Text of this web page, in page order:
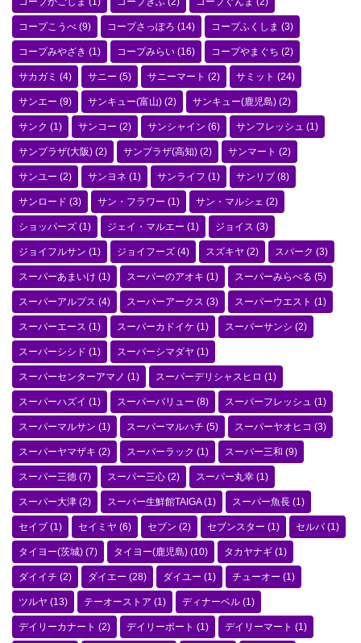
コープこうべ (9) コープさっぽろ (14) コープふくしま (3)
コープみやざき (1) コープみらい (16) コープやまぐち (2)
サカガミ (4) サニー (5) サニーマート (2) サミット (24)
サンエー (9) サンキュー(富山) (2) サンキュー(鹿児島) (2)
サンク (1) サンコー (2) サンシャイン (6) サンフレッシュ (1)
サンプラザ(大阪) (2) サンプラザ(高知) (2) サンマート (2)
サンユー (2) サンヨネ (1) サンライフ (1) サンリブ (8)
サンロード (3) サン・フラワー (1) サン・マルシェ (2)
ショッパーズ (1) ジェイ・マルエー (1) ジョイス (3)
ジョイフルサン (1) ジョイフーズ (4) スズキヤ (2) スパーク (3)
スーパーあまいけ (1) スーパーのアオキ (1) スーパーみらべる (5)
スーパーアルプス (4) スーパーアークス (3) スーパーウエスト (1)
スーパーエース (1) スーパーカドイケ (1) スーパーサンシ (2)
スーパーシシド (1) スーパーシマダヤ (1)
スーパーセンターアマノ (1) スーパーデリシャスヒロ (1)
スーパーハズイ (1) スーパーバリュー (8) スーパーフレッシュ (1)
スーパーマルサン (1) スーパーマルハチ (5) スーパーヤオヒコ (3)
スーパーヤマザキ (2) スーパーラック (1) スーパー三和 (9)
スーパー三徳 (7) スーパー三心 (2) スーパー丸幸 (1)
スーパー大津 (2) スーパー生鮮館TAIGA(1) スーパー魚長 (1)
セイブ (1) セイミヤ (6) セブン (2) セブンスター (1) セルバ(1)
タイヨー(茨城) (7) タイヨー(鹿児島) (10) タカヤナギ (1)
ダイイチ (2) ダイエー (28) ダイユー (1) チューオー (1)
ツルヤ (13) テーオーストア (1) ディナーベル (1)
デイリーカナート (2) デイリーポート (1) デイリーマート (1)